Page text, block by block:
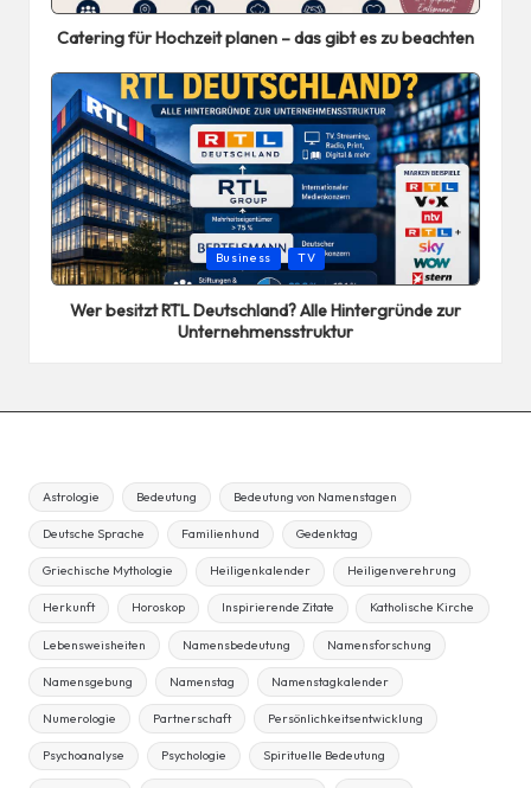
in
Catering für Hochzeit planen – das gibt es zu beachten
Posted
in
Business TV
Wer besitzt RTL Deutschland? Alle Hintergründe zur
Unternehmensstruktur
Astrologie Bedeutung Bedeutung von Namenstagen
Deutsche Sprache Familienhund Gedenktag
Griechische Mythologie Heiligenkalender Heiligenverehrung
Herkunft Horoskop Inspirierende Zitate Katholische Kirche
Lebensweisheiten Namensbedeutung Namensforschung
Namensgebung Namenstag Namenstagkalender
Numerologie Partnerschaft Persönlichkeitsentwicklung
Psychoanalyse Psychologie Spirituelle Bedeutung